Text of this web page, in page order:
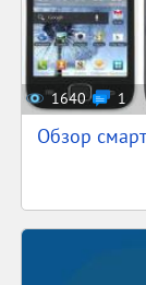
1640 1
Обзор